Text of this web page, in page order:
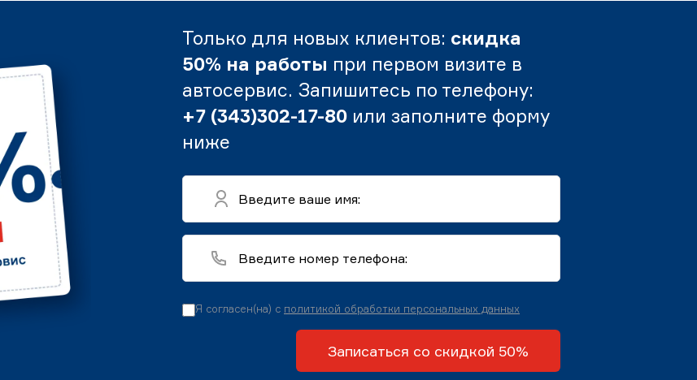
Только для новых клиентов: скидка
50% на работы при первом визите в
автосервис. Запишитесь по телефону:
+7 (343)302-17-80 или заполните форму
ниже
Я согласен(на) с политикой обработки персональных данных
Записаться со скидкой 50%